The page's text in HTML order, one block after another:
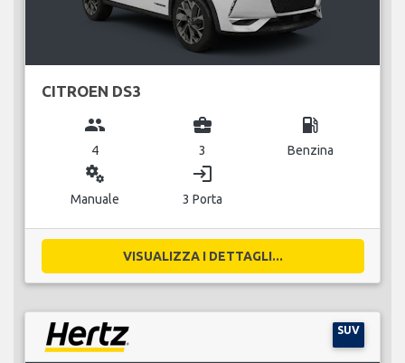
CITROEN DS3
group
4
business_center
3
local_gas_station
Benzina
miscellaneous_services
Manuale
login
3 Porta
VISUALIZZA I DETTAGLI...
SUV